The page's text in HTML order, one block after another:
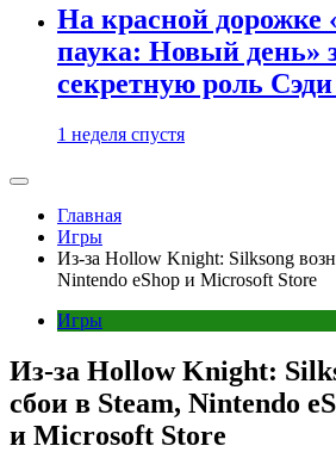
На красной дорожке
паука: Новый день»
секретную роль
1 неделя спустя
Главная
Игры
Из-за Hollow Knight: Silksong
Nintendo eShop и Microsoft Store
Игры
Из-за Hollow Knight:
сбои в Steam, Nintendo
и Microsoft Store